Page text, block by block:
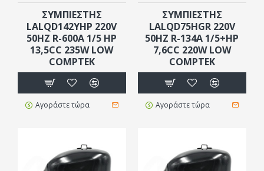
ΣΥΜΠΙΕΣΤΗΣ
LALQD142YHP 220V
50HZ R-600A 1/5 HP
13,5CC 235W LOW
COMPTEK
Αγοράστε τώρα
ΣΥΜΠΙΕΣΤΗΣ
LALQD75HGR 220V
50HZ R-134A 1/5+HP
7,6CC 220W LOW
COMPTEK
Αγοράστε τώρα